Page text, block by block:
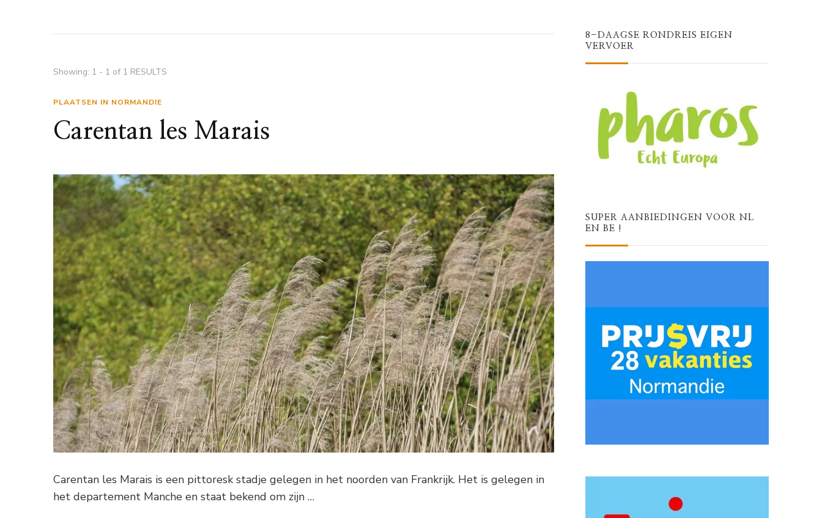
Showing: 1 - 1 of 1 RESULTS
PLAATSEN IN NORMANDIE
Carentan les Marais
Carentan les Marais is een pittoresk stadje gelegen in het noorden van Frankrijk. Het is gelegen in
het departement Manche en staat bekend om zijn …
8-DAAGSE RONDREIS EIGEN
VERVOER
SUPER AANBIEDINGEN VOOR NL
EN BE !